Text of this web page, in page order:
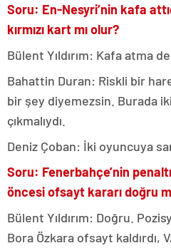
Soru: En-Nesyri’nin kafa
kırmızı kart mı olur?
Bülent Yıldırım: Kafa atma
Bahattin Duran: Riskli bir
bir şey diyemezsin. Burada
çıkmalıydı.
Deniz Çoban: İki oyuncuya
Soru: Fenerbahçe’nin
öncesi ofsayt kararı doğru
Bülent Yıldırım: Doğru.
Bora Özkara ofsayt kaldırdı,